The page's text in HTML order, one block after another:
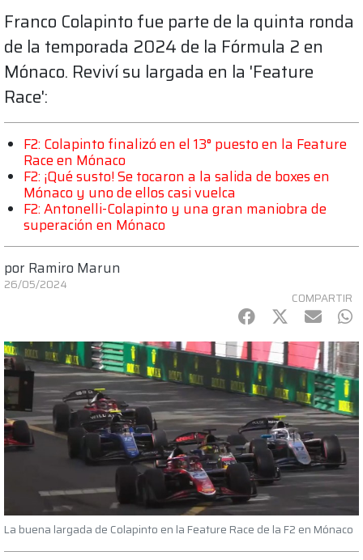
Franco Colapinto fue parte de la quinta ronda
de la temporada 2024 de la Fórmula 2 en
Mónaco. Reviví su largada en la 'Feature
Race':
F2: Colapinto finalizó en el 13° puesto en la Feature
Race en Mónaco
F2: ¡Qué susto! Se tocaron a la salida de boxes en
Mónaco y uno de ellos casi vuelca
F2: Antonelli-Colapinto y una gran maniobra de
superación en Mónaco
por Ramiro Marun
26/05/2024
COMPARTIR
Facebook
Twitter
mail
La buena largada de Colapinto en la Feature Race de la F2 en Mónaco